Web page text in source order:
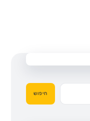
חיפוש